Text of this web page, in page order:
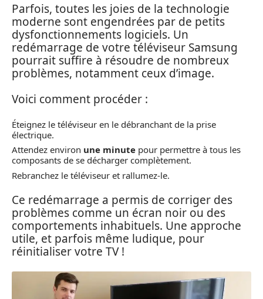
Parfois, toutes les joies de la technologie
moderne sont engendrées par de petits
dysfonctionnements logiciels. Un
redémarrage de votre téléviseur Samsung
pourrait suffire à résoudre de nombreux
problèmes, notamment ceux d’image.
Voici comment procéder :
Éteignez le téléviseur en le débranchant de la prise
électrique.
Attendez environ une minute pour permettre à tous les
composants de se décharger complètement.
Rebranchez le téléviseur et rallumez-le.
Ce redémarrage a permis de corriger des
problèmes comme un écran noir ou des
comportements inhabituels. Une approche
utile, et parfois même ludique, pour
réinitialiser votre TV !